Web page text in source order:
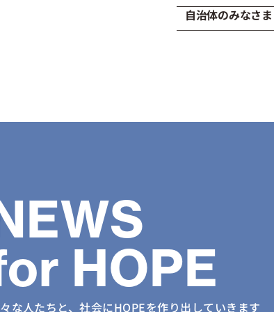
自治体のみなさま
HOPE
な人たちと、社会にHOPEを作り出していきます